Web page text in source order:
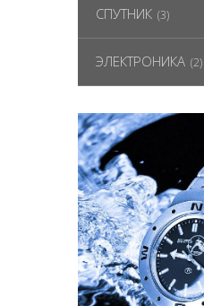
СПУТНИК (3)
ЭЛЕКТРОНИКА (2)